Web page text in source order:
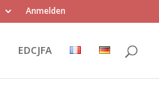
Anmelden
EDCJFA